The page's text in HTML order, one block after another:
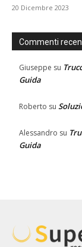
20 Dicembre 2023
Commenti
Giuseppe su
Guida
Roberto su
Alessandro su
Guida